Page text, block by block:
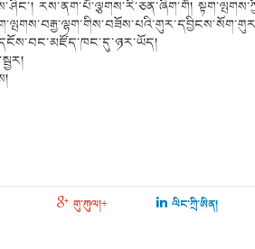
རས་ནག་པོ་ལྕགས་རི་ཅན་ཞིག་གོ།
གུ་ཀུལ།+ ལིང་ཀྲི་ཨིན།